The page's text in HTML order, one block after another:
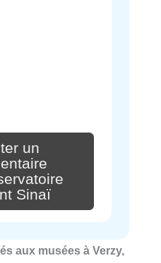
un
Sinaï
aux musées à Verzy,